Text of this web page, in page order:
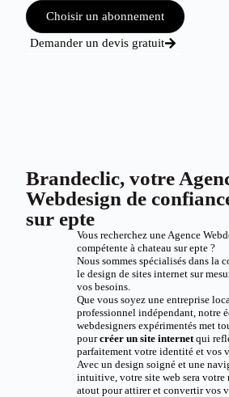
Choisir un abonnement
Demander un devis gratuit
Brandeclic, votre
Webdesign de
sur epte
Vous recherchez une Agence
compétente à chateau sur epte ?
Nous sommes spécialisés dans la
le design de sites internet sur
vos besoins.
Que vous soyez une entreprise
professionnel indépendant, notre
webdesigners expérimentés met
pourcréer un site internetqui
parfaitement votre identité et vos
Avec un design soigné et une
intuitive, votre site web sera votre
atout pour attirer et convertir vos